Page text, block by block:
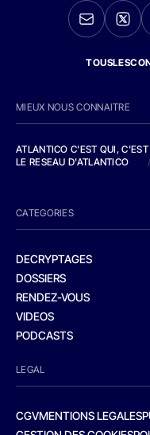
MIEUX NOUS CONNAITRE
ATLANTICO C'EST QUI,
LE RESEAU D'ATLANTICO
/
CATEGORIES
DECRYPTAGES
DOSSIERS
RENDEZ-VOUS
VIDEOS
PODCASTS
LEGAL
CGVMENTIONS LEGALES